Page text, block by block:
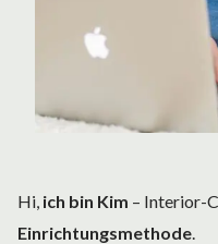
Hi, ich bin Kim – Interior-
Einrichtungsmethode.